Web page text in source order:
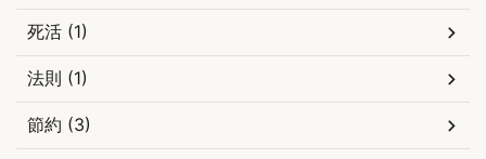
死活 (1)
法則 (1)
節約 (3)